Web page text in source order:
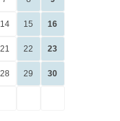
14 15 16
21 22 23
28 29 30